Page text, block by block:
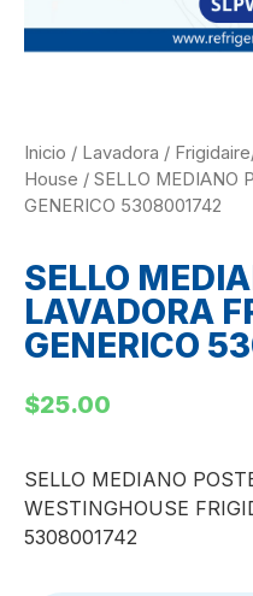
Inicio / Lavadora /
House / SELLO MEDIANO
GENERICO 5308001742
SELLO
LAVADORA
GENERICO
$25.00
SELLO MEDIANO
WESTINGHOUSE
5308001742